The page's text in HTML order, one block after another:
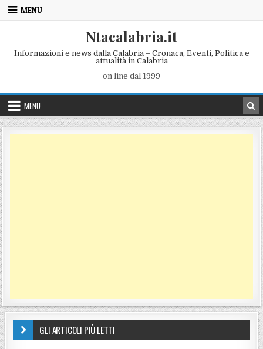
Skip to content
MENU
Ntacalabria.it
Informazioni e news dalla Calabria – Cronaca, Eventi, Politica e
attualità in Calabria
on line dal 1999
MENU
GLI ARTICOLI PIÙ LETTI